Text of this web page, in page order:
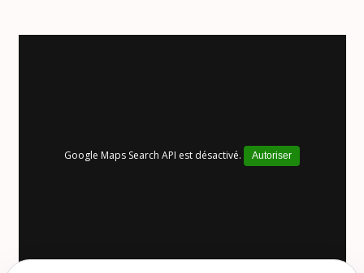
Google Maps Search API est désactivé. Autoriser